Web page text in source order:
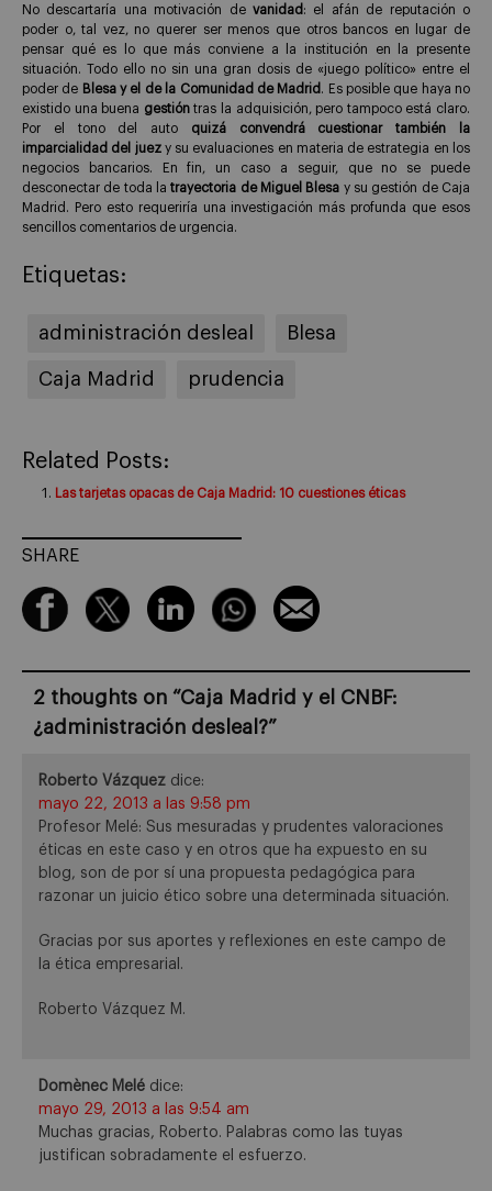
No descartaría una motivación de vanidad : el afán de reputación o
poder o, tal vez, no querer ser menos que otros bancos en lugar de
pensar qué es lo que más conviene a la institución en la presente
situación. Todo ello no sin una gran dosis de «juego político» entre el
poder de Blesa y el de la Comunidad de Madrid . Es posible que haya no
existido una buena gestióntras la adquisición, pero tampoco está claro.
Por el tono del auto quizá convendrá cuestionar también la
imparcialidad del juezy su evaluaciones en materia de estrategia en los
negocios bancarios. En fin, un caso a seguir, que no se puede
desconectar de toda latrayectoria de Miguel Blesa y su gestión de Caja
Madrid. Pero esto requeriría una investigación más profunda que esos
sencillos comentarios de urgencia.
Etiquetas:
administración desleal Blesa
Caja Madrid prudencia
Related Posts:
Las tarjetas opacas de Caja Madrid: 10 cuestiones éticas
SHARE
2 thoughts on “Caja Madrid y el CNBF:
¿administración desleal?”
Roberto Vázquez dice:
mayo 22, 2013 a las 9:58 pm
Profesor Melé: Sus mesuradas y prudentes valoraciones
éticas en este caso y en otros que ha expuesto en su
blog, son de por sí una propuesta pedagógica para
razonar un juicio ético sobre una determinada situación.
Gracias por sus aportes y reflexiones en este campo de
la ética empresarial.
Roberto Vázquez M.
Domènec Melé dice:
mayo 29, 2013 a las 9:54 am
Muchas gracias, Roberto. Palabras como las tuyas
justifican sobradamente el esfuerzo.